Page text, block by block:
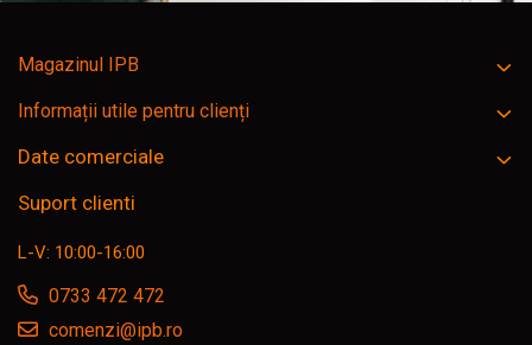
Magazinul IPB
Informații utile pentru clienți
Date comerciale
Suport clienti
L-V: 10:00-16:00
0733 472 472
comenzi@ipb.ro